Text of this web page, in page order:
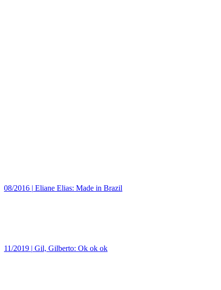
08/2016 | Eliane Elias: Made in Brazil
11/2019 | Gil, Gilberto: Ok ok ok